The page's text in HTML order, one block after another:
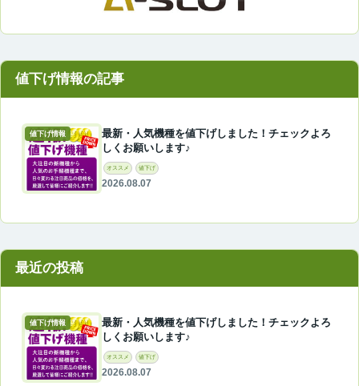
値下げ情報
最新・人気機種を値下げしました！チェックよろ
しくお願いします♪
オススメ 値下げ
2026.08.07
最近の投稿
値下げ情報
最新・人気機種を値下げしました！チェックよろ
しくお願いします♪
オススメ 値下げ
2026.08.07